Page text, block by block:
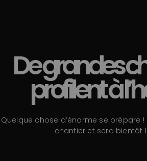
De grandes
profilent à
Quelque chose d’énorme se prépare
chantier et sera bientôt